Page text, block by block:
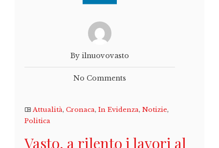
By ilnuovovasto
No Comments
Attualità, Cronaca, In Evidenza, Notizie,
Politica
Vasto, a rilento i lavori al